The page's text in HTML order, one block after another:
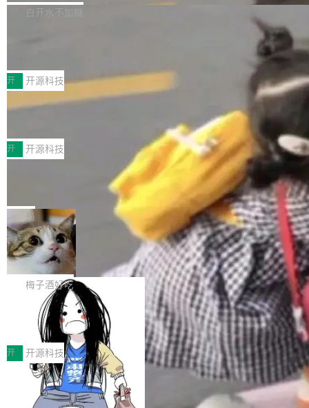
个主 agent 循环，外加一组后台 agent。这些后
库，并将作为transport接入Mooncake TENT。
MPComm将作为一种传输引擎接入Mooncake T
ENT，实现零拷贝传输性能提升30%、非零拷贝
传输性能最高提升5倍。UCL-MPComm底层基
于自研UCL-Engine通信引擎，后续腾讯网平将
持续开源更多基于UCL-Engine的高性能通信组
件。 腾讯网平团队在UCL-MPComm中实现了一
个独立于业务线程的全局通信引擎（Engine），
白开水不加糖
型案例入选名单》，深信服“面向企业研发场景的
开源 AI 编程平台 CoStrict 应用”凭借卓越的技术
创新与落地成效成功入选。 全链路私有化部署，
助力企业AI研发安全落地 当前，越来越多企业已
经开始引入 AI Coding 工具，通过调用公有云模
型或企业内部部署模型提升研发效率。但随着 AI
Coding 从个人辅助工具逐步走向团队级、组织
级应用，企业在规模化落地过程中，对安全性、
可控性和代码质量提出了更高要求。 首先是数据
安全与合规要求。对于大多数普通研发场景，公
有云模型能够满足快速试用和效率提升的需求。
但对于金融、能源、医疗等对数据安全要求较...
开 开源科技
深信服AI算力网关入选工信部人工智能
前不久，工业和信息化部正式发布《2025年人工
智能应用典型案例名单》，集中展示人工智能在
各领域的应用成果，覆盖技术底座、行业赋能、
产品应用、支撑保障、专题等五大方向。深信服
AI算力网关（AI创新平台）成功入选！ 随着各行
各业的Agent走向规模化建设，算力构成形态逐
渐丰富，用户关注的重点也在发生变化：不只是
让AI用起来，还要进一步看清混合算力时代下，
Token花在哪里、算力是否被充分利用，以及持
续增长的AI成本该如何优化。 深信服AI算力网关
正是围绕这些实际问题，从Token治理和成本治
理两个方面，让用户的每一份算力都看得清、管
得住、用得稳、省得下、更安全！ 一、从现在开
始，Token使用一目...
开 开源科技
Jeff Dean 离开 Google：一个时代的结
束，一个实验室的开始
Google 员工编号 20。MapReduce 作者之一。
Bigtable 作者之一。TensorFlow 的作者之一。
Gemini 的架构师。Google 首席科学家。 Jeff D
ean 在 Google 工作了 27 年后，宣布离职。 他
不是一个人走。一同离开的还有 Sanjay Ghema
wat（Google 员工编号 23，Jeff Dean 二十多
年的编程搭档，MapReduce 和 Bigtable 的共同
作者）、Quoc Le（Google 大脑核心成员，Se
q2Seq 和 DocAI 的共同发明人）以及 Oriol Vin
yals（Gemini 联合负责人，AlphaSta...
局
🔥 SolonCode v2026.8.4 发布：界面
字体可调、22 种语言、记忆搜索增强
打开终端就能上岗的全中文编码智能体，这一轮
把「看得清、用母语、记得住」三件事一次补
齐。 SolonCode 是什么 SolonCode 是杭州无
耳科技研发的企业级终端编码智能体——一位全
中文驱动的数字员工，自主理解需求、规划步
骤、编写代码。不挑模型、不挑平台，curl 一行
装完即用。 开源地址：Gitee · GitCode · GitHu
b 安装 支持 Java 8+（8~26）、macOS / Linu
x / Windows / Harmony PC。 # macOS / Linu
梅子酒好吃
让“代码语义理解”深度释放AI Coding
价值潜能：华为云码道（CodeArts）
代码仓技术解析
一、代码仓深度理解技术的作用与价值 在软件工
程实践中，代码仓是企业核心知识资产的主要载
体。企业级代码仓库通常包含数十万乃至数百万
个文件，其规模远超单次模型调用可承载的上下
文窗口。随着项目规模的持续扩张与代码历史的
开 开源科技
一条“删库”命令跑 17 小时，算法工程
师删光 89TB 数据只为干私活
最高人民检察院8月4日公布了一起案件：北京一